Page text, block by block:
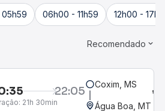
06h00 - 11h59 12h00 -
Recomendado
22:05
21h 30min
Coxim, MS
Água Boa, MT